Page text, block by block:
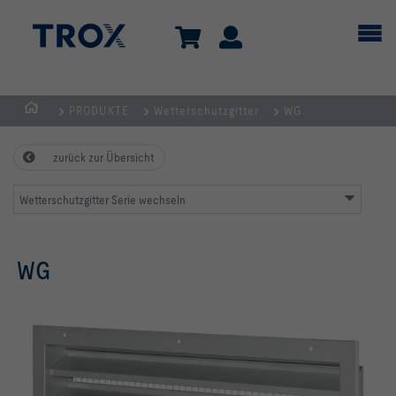
Home
PRODUKTE Wetterschutzgitter WG
zurück zur Übersicht
Wetterschutzgitter Serie wechseln
WG